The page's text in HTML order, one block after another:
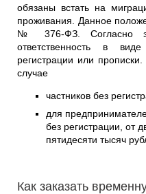
обязаны встать на
проживания. Данное
№ 376-ФЗ. Согласно
ответственность в
регистрации или
случае
частников без
для
без регистрации, от
пятидесяти тысяч
Как заказать